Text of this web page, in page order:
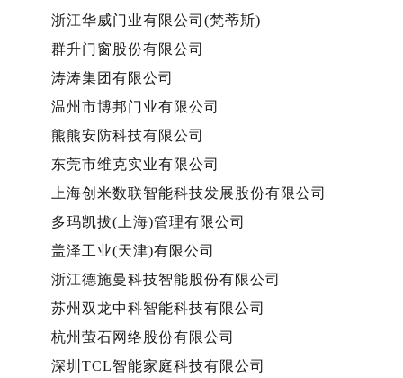
浙江华威门业有限公司(梵蒂斯)
群升门窗股份有限公司
涛涛集团有限公司
温州市博邦门业有限公司
熊熊安防科技有限公司
东莞市维克实业有限公司
上海创米数联智能科技发展股份有限公司
多玛凯拔(上海)管理有限公司
盖泽工业(天津)有限公司
浙江德施曼科技智能股份有限公司
苏州双龙中科智能科技有限公司
杭州萤石网络股份有限公司
深圳TCL智能家庭科技有限公司